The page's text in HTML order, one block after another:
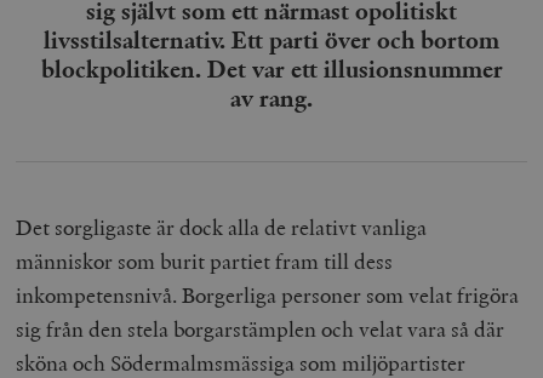
sig självt som ett närmast opolitiskt
livsstilsalternativ. Ett parti över och bortom
blockpolitiken. Det var ett illusionsnummer
av rang.
Det sorgligaste är dock alla de relativt vanliga
människor som burit partiet fram till dess
inkompetensnivå. Borgerliga personer som velat frigöra
sig från den stela borgarstämplen och velat vara så där
sköna och Södermalmsmässiga som miljöpartister